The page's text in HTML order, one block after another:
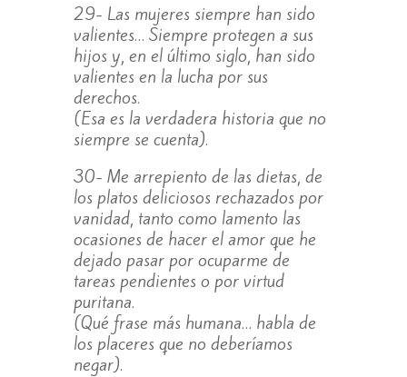
29- Las mujeres siempre han sido
valientes… Siempre protegen a sus
hijos y, en el último siglo, han sido
valientes en la lucha por sus
derechos.
(Esa es la verdadera historia que no
siempre se cuenta).
30- Me arrepiento de las dietas, de
los platos deliciosos rechazados por
vanidad, tanto como lamento las
ocasiones de hacer el amor que he
dejado pasar por ocuparme de
tareas pendientes o por virtud
puritana.
(Qué frase más humana… habla de
los placeres que no deberíamos
negar).